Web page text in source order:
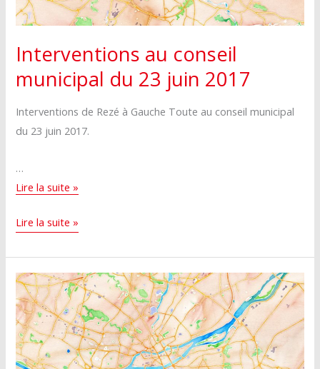
Interventions au conseil
municipal du 23 juin 2017
Interventions de Rezé à Gauche Toute au conseil municipal
du 23 juin 2017.
…
Interventions
conseil
23
juin
2017
Lire la suite »
Interventions
conseil
municipal
du
23
juin
2017
Lire la suite »